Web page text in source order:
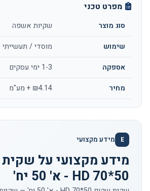
מפרט טכני
סוג מוצר
שקיות אשפה
שימוש
מוסדי / תעשייתי
אספקה
1-3 ימי עסקים
מחיר
₪4.14 + מע"מ
E מידע מקצועי
מידע מקצועי על
50*70 HD - א' 50 יח'